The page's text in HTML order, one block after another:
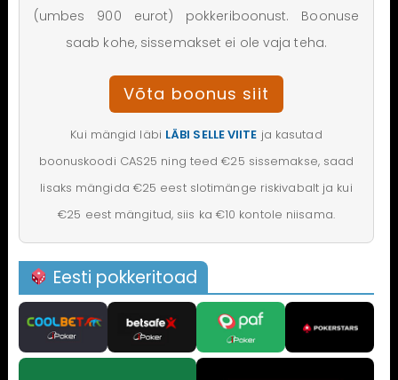
(umbes 900 eurot) pokkeriboonust. Boonuse
saab kohe, sissemakset ei ole vaja teha.
Võta boonus siit
Kui mängid läbi LÄBI SELLE VIITE ja kasutad
boonuskoodi CAS25 ning teed €25 sissemakse, saad
lisaks mängida €25 eest slotimänge riskivabalt ja kui
€25 eest mängitud, siis ka €10 kontole niisama.
Eesti pokkeritoad